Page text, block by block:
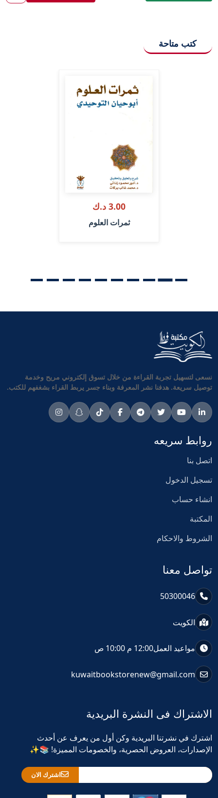
كتب متاحة
3.00 د.ك
ثمرات العلوم
نسعى لتسهيل تجربة القراءة من خلال تسوق إلكتروني مريح وخدمة
توصيل سريعة. هدفنا نشر المعرفة وبناء جسر يربط القراء بشغفهم للكتب.
روابط سريعه
اتصل بنا
تسجيل الدخول
انشاء حساب
المكتبة
الشروط والاحكام
تواصل معنا
50300046
الكويت
مواعيد العمل12:00 م 10:00 ص
kuwaitbookstorenew@gmail.com
الاشتراك فى النشرة البريدية
اشترك في نشرتنا البريدية وكن أول من يعرف عن أحدث
الإصدارات، العروض الحصرية، والخصومات المميزة! 📚✨
اشترك الان